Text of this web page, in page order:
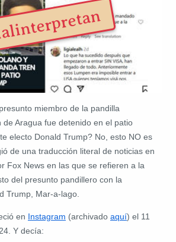
miembro de la pandilla
de Aragua fue detenido en el patio
electo Donald Trump? No, esto NO es
de una traducción literal de noticias en
Fox News en las que se refieren a la
del presunto pandillero con la
Trump, Mar-a-lago.
en Instagram (archivado aquí) el 11
Y decía: